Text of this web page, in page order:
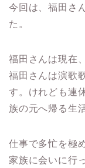
今回は、福田さ
た。
福田さんは現在
福田さんは演歌
す。けれども連
族の元へ帰る生
仕事で多忙を極
家族に会いに行